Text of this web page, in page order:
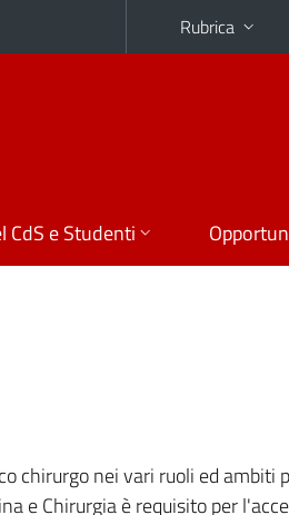
Rubrica
CdS e Studenti
chirurgo nei vari ruoli ed ambiti
e Chirurgia è requisito per